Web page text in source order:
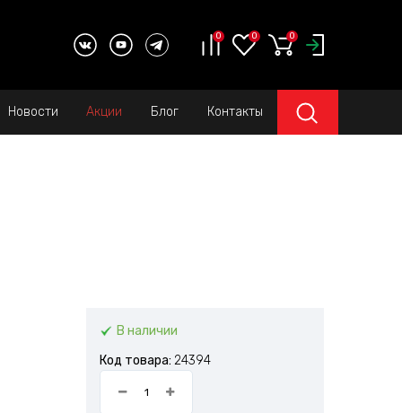
0 0 0
Новости Акции Блог Контакты
В наличии
Код товара: 24394